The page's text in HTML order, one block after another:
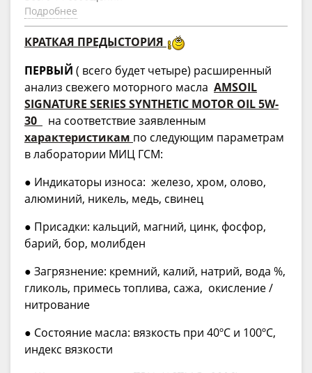
Подробнее
КРАТКАЯ ПРЕДЫСТОРИЯ
ПЕРВЫЙ ( всего будет четыре) расширенный
анализ свежего моторного масла AMSOIL
SIGNATURE SERIES SYNTHETIC MOTOR OIL 5W-
30
на соответствие заявленным
характеристикам по следующим параметрам
в лаборатории МИЦ ГСМ:
● Индикаторы износа: железо, хром, олово,
алюминий, никель, медь, свинец
● Присадки: кальций, магний, цинк, фосфор,
барий, бор, молибден
● Загрязнение: кремний, калий, натрий, вода %,
гликоль, примесь топлива, сажа, окисление /
нитрование
● Состояние масла: вязкость при 40ºС и 100ºС,
индекс вязкости